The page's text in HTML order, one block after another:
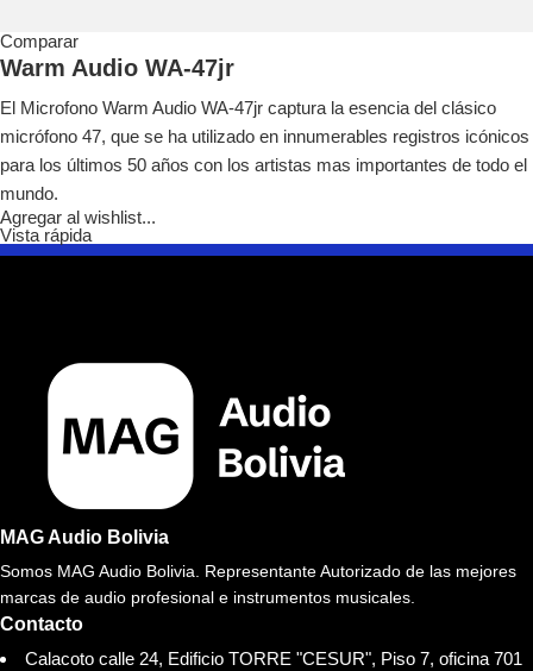
Comparar
Warm Audio WA-47jr
El Microfono Warm Audio WA-47jr captura la esencia del clásico
micrófono 47, que se ha utilizado en innumerables registros icónicos
para los últimos 50 años con los artistas mas importantes de todo el
mundo.
Agregar al wishlist...
Vista rápida
MAG Audio Bolivia
Somos MAG Audio Bolivia. Representante Autorizado de las mejores
marcas de audio profesional e instrumentos musicales.
Contacto
Calacoto calle 24, Edificio TORRE "CESUR", Piso 7, oficina 701